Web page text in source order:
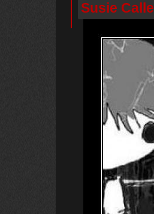
Susie Calle